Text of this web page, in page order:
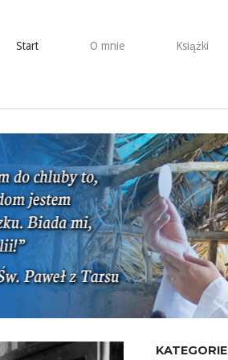
Start
O mnie Książki
KATEGORIE